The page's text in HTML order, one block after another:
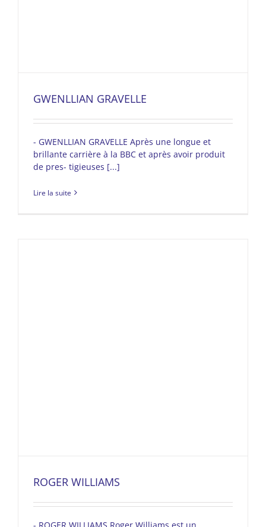
GWENLLIAN GRAVELLE
- GWENLLIAN GRAVELLE Après une longue et
brillante carrière à la BBC et après avoir produit
de pres- tigieuses [...]
Lire la suite
ROGER WILLIAMS